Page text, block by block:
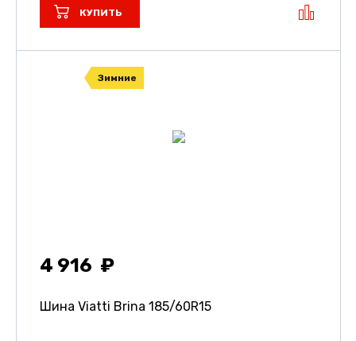
КУПИТЬ
Зимние
4 916
Шина Viatti Brina 185/60R15